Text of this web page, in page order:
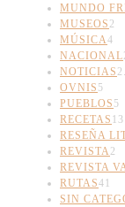
MUNDO
MUSEOS 2
MÚSICA4
NACIONAL
NOTICIAS
OVNIS 5
PUEBLOS 5
RECETAS 13
RESEÑA
REVISTA 2
REVISTA
RUTAS41
SIN